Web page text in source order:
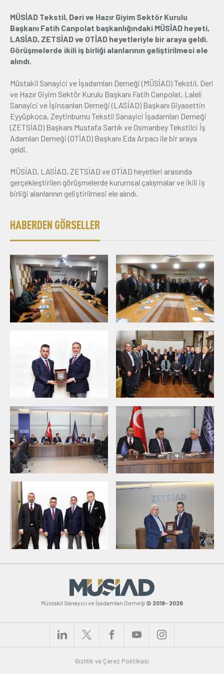
Üyelik
E-İşlemler
İletişim Hakkımızda Galeri
MÜSİAD Tekstil, Deri ve Hazır Giyim Sektör Kurulu
Başkanı Fatih Canpolat başkanlığındaki MÜSİAD heyeti,
LASİAD, ZETSİAD ve OTİAD heyetleriyle bir araya geldi.
Görüşmelerde ikili iş birliği alanlarının geliştirilmesi ele
alındı.
Müstakil Sanayici ve İşadamları Derneği (MÜSİAD) Tekstil, Deri
ve Hazır Giyim Sektör Kurulu Başkanı Fatih Canpolat, Laleli
Sanayici ve İşinsanları Derneği (LASİAD) Başkanı Giyasettin
Eyyüpkoca, Zeytinburnu Tekstil Sanayici İşadamları Derneği
(ZETSİAD) Başkanı Mustafa Sartık ve Osmanbey Tekstilci İş
Adamları Derneği (OTİAD) Başkanı Eda Arpacı ile bir araya
geldi.
MÜSİAD, LASİAD, ZETSİAD ve OTİAD heyetleri arasında
gerçekleştirilen görüşmelerde kurumsal çalışmalar ve ikili iş
birliği alanlarının geliştirilmesi ele alındı.
HABERDEN GÖRSELLER
Müstakil Sanayici ve İşadamları Derneği © 2018- 2026
Gizlilik ve Çerez Politikası